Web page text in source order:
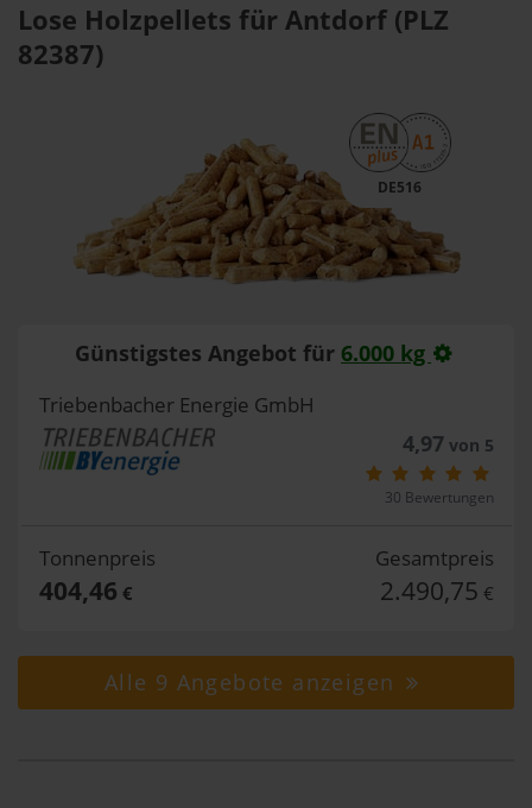
Lose Holzpellets für Antdorf (PLZ
82387)
DE516
Günstigstes Angebot für 6.000 kg
Triebenbacher Energie GmbH
4,97von 5
30 Bewertungen
Tonnenpreis
404,46 €
Gesamtpreis
2.490,75 €
Alle 9 Angebote anzeigen